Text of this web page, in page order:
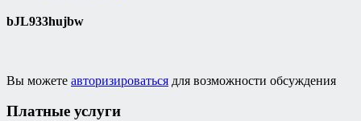
bJL933hujbw
Вы можете авторизироваться для возможности обсуждения
Платные услуги